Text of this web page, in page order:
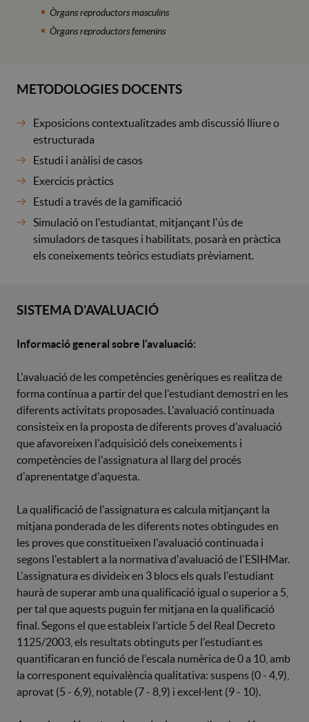
Òrgans reproductors masculins
Òrgans reproductors femenins
METODOLOGIES DOCENTS
Exposicions contextualitzades amb discussió lliure o
estructurada
Estudi i anàlisi de casos
Exercicis pràctics
Estudi a través de la gamificació
Simulació on l'estudiantat, mitjançant l'ús de
simuladors de tasques i habilitats, posarà en pràctica
els coneixements teòrics estudiats prèviament.
SISTEMA D'AVALUACIÓ
Informació general sobre l'avaluació:
L'avaluació de les competències genèriques es realitza de
forma contínua a partir del que l'estudiant demostri en les
diferents activitats proposades. L'avaluació continuada
consisteix en la proposta de diferents proves d'avaluació
que afavoreixen l'adquisició dels coneixements i
competències de l'assignatura al llarg del procés
d'aprenentatge d'aquesta.
La qualificació de l'assignatura es calcula mitjançant la
mitjana ponderada de les diferents notes obtingudes en
les proves que constitueixen l'avaluació continuada i
segons l'establert a la normativa d'avaluació de l'ESIHMar.
L'assignatura es divideix en 3 blocs els quals l'estudiant
haurà de superar amb una qualificació igual o superior a 5,
per tal que aquests puguin fer mitjana en la qualificació
final. Segons el que estableix l'article 5 del Real Decreto
1125/2003, els resultats obtinguts per l'estudiant es
quantificaran en funció de l'escala numèrica de 0 a 10, amb
la corresponent equivalència qualitativa: suspens (0 - 4,9),
aprovat (5 - 6,9), notable (7 - 8,9) i excel·lent (9 - 10).